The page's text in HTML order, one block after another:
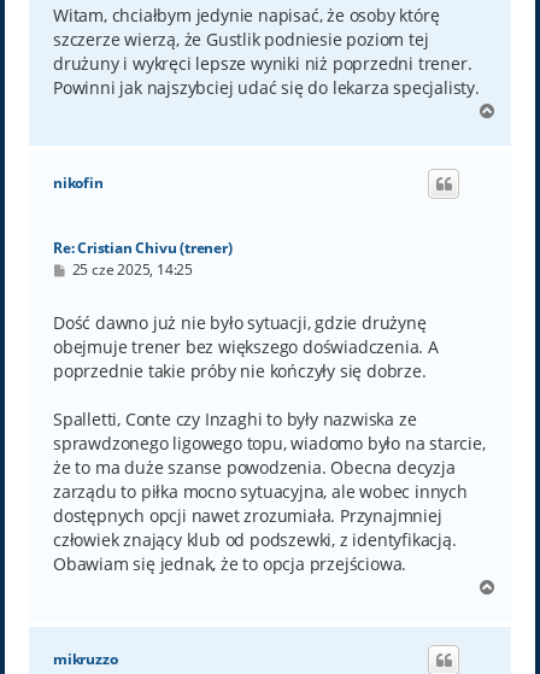
t
Witam, chciałbym jedynie napisać, że osoby którę
szczerze wierzą, że Gustlik podniesie poziom tej
drużuny i wykręci lepsze wyniki niż poprzedni trener.
Powinni jak najszybciej udać się do lekarza specjalisty.
g
nikofin
Re: Cristian Chivu (trener)
P
t
25 cze 2025, 14:25
Dość dawno już nie było sytuacji, gdzie drużynę
obejmuje trener bez większego doświadczenia. A
poprzednie takie próby nie kończyły się dobrze.
Spalletti, Conte czy Inzaghi to były nazwiska ze
sprawdzonego ligowego topu, wiadomo było na starcie,
że to ma duże szanse powodzenia. Obecna decyzja
zarządu to piłka mocno sytuacyjna, ale wobec innych
dostępnych opcji nawet zrozumiała. Przynajmniej
człowiek znający klub od podszewki, z identyfikacją.
Obawiam się jednak, że to opcja przejściowa.
g
mikruzzo